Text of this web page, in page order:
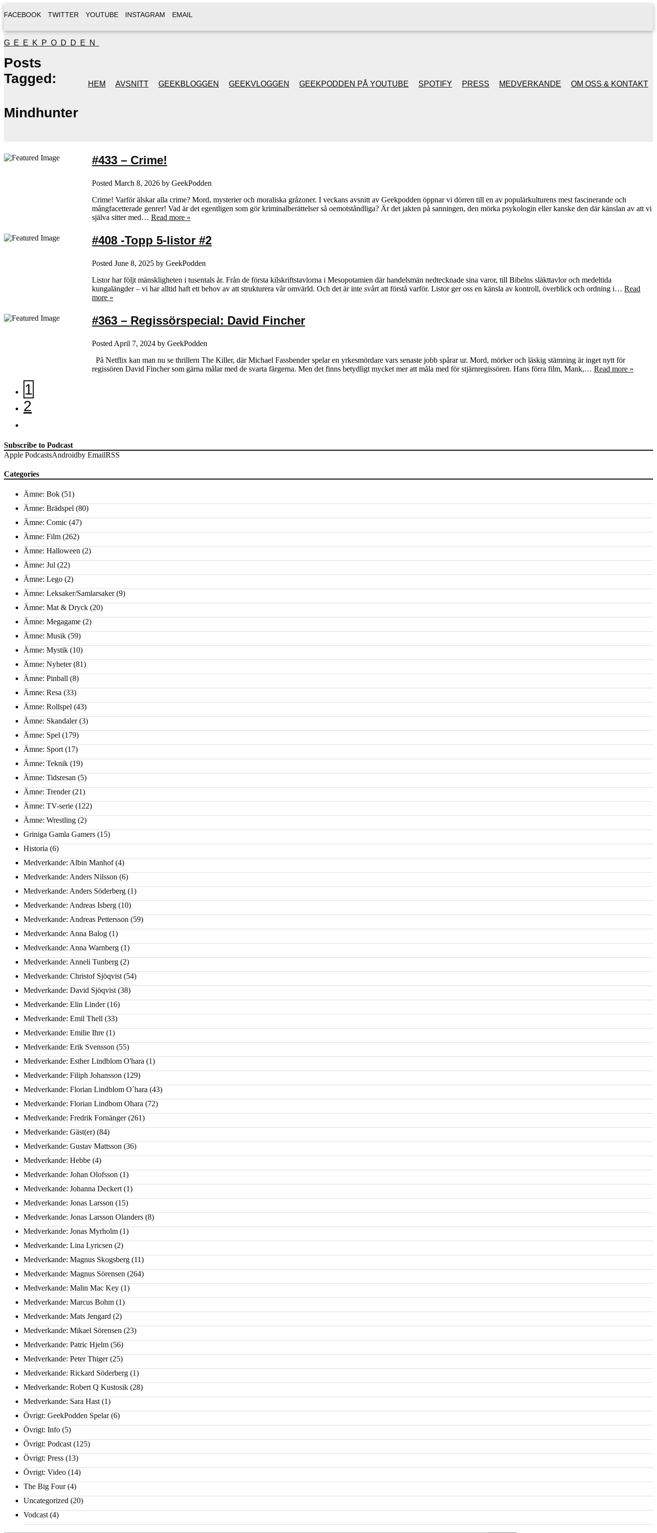
FACEBOOK TWITTER YOUTUBE INSTAGRAM EMAIL
GEEKPODDEN
HEM AVSNITT GEEKBLOGGEN GEEKVLOGGEN GEEKPODDEN PÅ YOUTUBE
JULSPECIALER 2013
SPOTIFY PRESS MEDVERKANDE OM OSS & KONTAKT
Posts
Tagged:
Mindhunter
#433 – Crime!
Posted March 8, 2026 by GeekPodden
Crime! Varför älskar alla crime? Mord, mysterier och moraliska gråzoner. I veckans avsnitt av Geekpodden öppnar vi dörren till en av populärkulturens mest fascinerande och
mångfacetterade genrer! Vad är det egentligen som gör kriminalberättelser så oemotståndliga? Är det jakten på sanningen, den mörka psykologin eller kanske den där känslan av att vi
själva sitter med… Read more »
#408 -Topp 5-listor #2
Posted June 8, 2025 by GeekPodden
Listor har följt mänskligheten i tusentals år. Från de första kilskriftstavlorna i Mesopotamien där handelsmän nedtecknade sina varor, till Bibelns släkttavlor och medeltida
kungalängder – vi har alltid haft ett behov av att strukturera vår omvärld. Och det är inte svårt att förstå varför. Listor ger oss en känsla av kontroll, överblick och ordning i… Read
more »
#363 – Regissörspecial: David Fincher
Posted April 7, 2024 by GeekPodden
På Netflix kan man nu se thrillern The Killer, där Michael Fassbender spelar en yrkesmördare vars senaste jobb spårar ur. Mord, mörker och läskig stämning är inget nytt för
regissören David Fincher som gärna målar med de svarta färgerna. Men det finns betydligt mycket mer att måla med för stjärnregissören. Hans förra film, Mank,… Read more »
1
2
Subscribe to Podcast
Apple PodcastsAndroidby EmailRSS
Categories
Ämne: Bok (51)
Ämne: Brädspel (80)
Ämne: Comic (47)
Ämne: Film (262)
Ämne: Halloween (2)
Ämne: Jul (22)
Ämne: Lego (2)
Ämne: Leksaker/Samlarsaker(9)
Ämne: Mat & Dryck (20)
Ämne: Megagame (2)
Ämne: Musik (59)
Ämne: Mystik (10)
Ämne: Nyheter(81)
Ämne: Pinball (8)
Ämne: Resa (33)
Ämne: Rollspel (43)
Ämne: Skandaler(3)
Ämne: Spel (179)
Ämne: Sport (17)
Ämne: Teknik (19)
Ämne: Tidsresan (5)
Ämne: Trender(21)
Ämne: TV-serie (122)
Ämne: Wrestling (2)
Griniga Gamla Gamers (15)
Historia (6)
Medverkande: Albin Manhof(4)
Medverkande: Anders Nilsson (6)
Medverkande: Anders Söderberg (1)
Medverkande: Andreas Isberg (10)
Medverkande: Andreas Pettersson (59)
Medverkande: Anna Balog (1)
Medverkande: Anna Warnberg (1)
Medverkande: Anneli Tunberg (2)
Medverkande: Christof Sjöqvist (54)
Medverkande: David Sjöqvist (38)
Medverkande: Elin Linder(16)
Medverkande: Emil Thell (33)
Medverkande: Emilie Ihre (1)
Medverkande: Erik Svensson (55)
Medverkande: Esther Lindblom O'hara (1)
Medverkande: Filiph Johansson (129)
Medverkande: Florian Lindblom O´hara (43)
Medverkande: Florian Lindbom Ohara (72)
Medverkande: Fredrik Fornänger(261)
Medverkande: Gäst(er) (84)
Medverkande: Gustav Mattsson (36)
Medverkande: Hebbe (4)
Medverkande: Johan Olofsson (1)
Medverkande: Johanna Deckert (1)
Medverkande: Jonas Larsson (15)
Medverkande: Jonas Larsson Olanders (8)
Medverkande: Jonas Myrholm (1)
Medverkande: Lina Lyricsen (2)
Medverkande: Magnus Skogsberg (11)
Medverkande: Magnus Sörensen (264)
Medverkande: Malin Mac Key (1)
Medverkande: Marcus Bohm (1)
Medverkande: Mats Jengard (2)
Medverkande: Mikael Sörensen (23)
Medverkande: Patric Hjelm (56)
Medverkande: Peter Thiger(25)
Medverkande: Rickard Söderberg (1)
Medverkande: Robert Q Kustosik (28)
Medverkande: Sara Hast (1)
Övrigt: GeekPodden Spelar(6)
Övrigt: Info (5)
Övrigt: Podcast (125)
Övrigt: Press (13)
Övrigt: Video (14)
The Big Four(4)
Uncategorized (20)
Vodcast (4)